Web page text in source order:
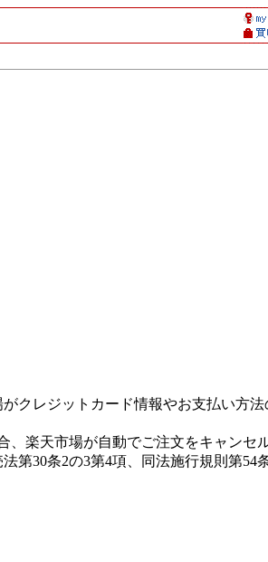
クレジットカード情報やお支払い方
楽天市場が自動でご注文をキャンセ
第30条2の3第4項、同法施行規則第54